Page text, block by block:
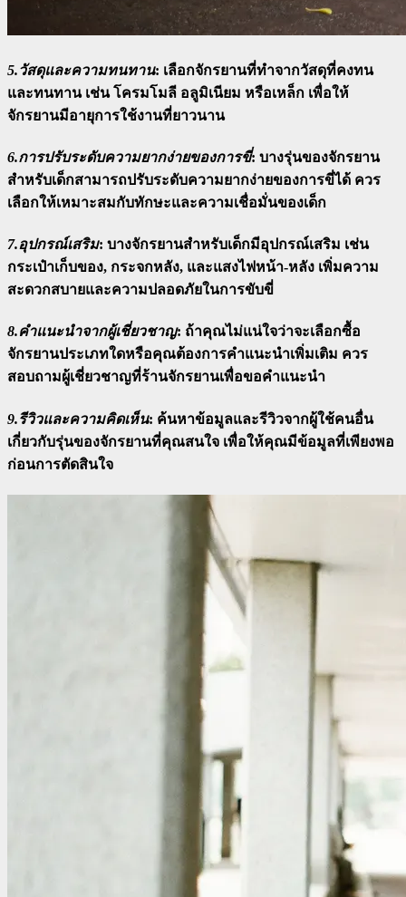
5.วัสดุและความทนทาน: เลือกจักรยานที่ทำจากวัสดุที่คงทน
และทนทาน เช่น โครมโมลี อลูมิเนียม หรือเหล็ก เพื่อให้
จักรยานมีอายุการใช้งานที่ยาวนาน
6.การปรับระดับความยากง่ายของการขี่: บางรุ่นของจักรยาน
สำหรับเด็กสามารถปรับระดับความยากง่ายของการขี่ได้ ควร
เลือกให้เหมาะสมกับทักษะและความเชื่อมั่นของเด็ก
7.อุปกรณ์เสริม: บางจักรยานสำหรับเด็กมีอุปกรณ์เสริม เช่น
กระเป๋าเก็บของ, กระจกหลัง, และแสงไฟหน้า-หลัง เพิ่มความ
สะดวกสบายและความปลอดภัยในการขับขี่
8.คำแนะนำจากผู้เชี่ยวชาญ: ถ้าคุณไม่แน่ใจว่าจะเลือกซื้อ
จักรยานประเภทใดหรือคุณต้องการคำแนะนำเพิ่มเติม ควร
สอบถามผู้เชี่ยวชาญที่ร้านจักรยานเพื่อขอคำแนะนำ
9.รีวิวและความคิดเห็น: ค้นหาข้อมูลและรีวิวจากผู้ใช้คนอื่น
เกี่ยวกับรุ่นของจักรยานที่คุณสนใจ เพื่อให้คุณมีข้อมูลที่เพียงพอ
ก่อนการตัดสินใจ